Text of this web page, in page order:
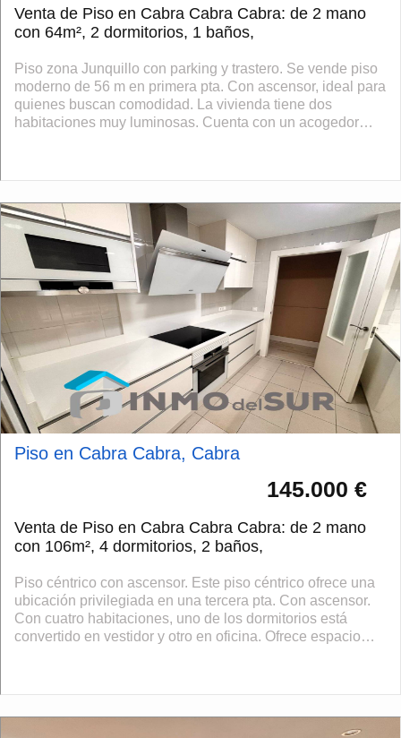
Venta de Piso en Cabra Cabra Cabra: de 2 mano
con 64m², 2 dormitorios, 1 baños,
Piso zona Junquillo con parking y trastero. Se vende piso
moderno de 56 m en primera pta. Con ascensor, ideal para
quienes buscan comodidad. La vivienda tiene dos
habitaciones muy luminosas. Cuenta con un acogedor
Piso en Cabra Cabra, Cabra
145.000 €
Venta de Piso en Cabra Cabra Cabra: de 2 mano
con 106m², 4 dormitorios, 2 baños,
Piso céntrico con ascensor. Este piso céntrico ofrece una
ubicación privilegiada en una tercera pta. Con ascensor.
Con cuatro habitaciones, uno de los dormitorios está
convertido en vestidor y otro en oficina. Ofrece espacio